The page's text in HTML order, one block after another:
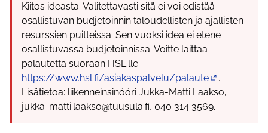
Kiitos ideasta. Valitettavasti sitä ei voi edistää
osallistuvan budjetoinnin taloudellisten ja ajallisten
resurssien puitteissa. Sen vuoksi idea ei etene
osallistuvassa budjetoinnissa. Voitte laittaa
palautetta suoraan HSL:lle
https://www.hsl.fi/asiakaspalvelu/palaute
(Ulkoinen
.
Lisätietoa: liikenneinsinööri Jukka-Matti Laakso,
jukka-matti.laakso@tuusula.fi, 040 314 3569.